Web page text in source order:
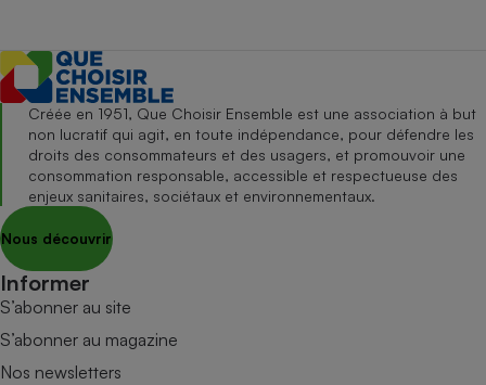
Créée en 1951, Que Choisir Ensemble est une association à but
non lucratif qui agit, en toute indépendance, pour défendre les
droits des consommateurs et des usagers, et promouvoir une
consommation responsable, accessible et respectueuse des
enjeux sanitaires, sociétaux et environnementaux.
Nous découvrir
Informer
S’abonner au site
S’abonner au magazine
Nos newsletters